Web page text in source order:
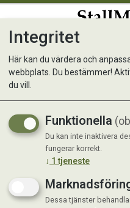
Borsthuvud
Integritet
Här kan du värdera och
webbplats. Du bestämmer!
du vill.
Funktionella
Du kan inte inaktivera
fungerar korrekt.
↓ 1 tjeneste
Dessa tjänster